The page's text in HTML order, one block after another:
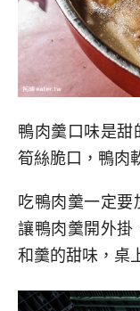
鴨肉羹口味是甜
筍絲脆口，鴨肉
吃鴨肉羹一定要
讓鴨肉羹開外掛
和羹的甜味，桌